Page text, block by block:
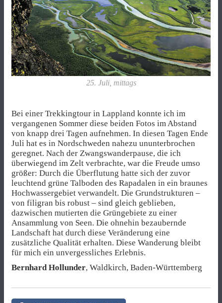
25. Juli, mittags
Bei einer Trekkingtour in Lappland konnte ich im
vergangenen Sommer diese beiden Fotos im Abstand
von knapp drei Tagen aufnehmen. In diesen Tagen Ende
Juli hat es in Nordschweden nahezu ununterbrochen
geregnet. Nach der Zwangswanderpause, die ich
überwiegend im Zelt verbrachte, war die Freude umso
größer: Durch die Überflutung hatte sich der zuvor
leuchtend grüne Talboden des Rapadalen in ein braunes
Hochwassergebiet verwandelt. Die Grundstrukturen –
von filigran bis robust – sind gleich geblieben,
dazwischen mutierten die Grüngebiete zu einer
Ansammlung von Seen. Die ohnehin bezaubernde
Landschaft hat durch diese Veränderung eine
zusätzliche Qualität erhalten. Diese Wanderung bleibt
für mich ein unvergessliches Erlebnis.
Bernhard Hollunder, Waldkirch, Baden-Württemberg